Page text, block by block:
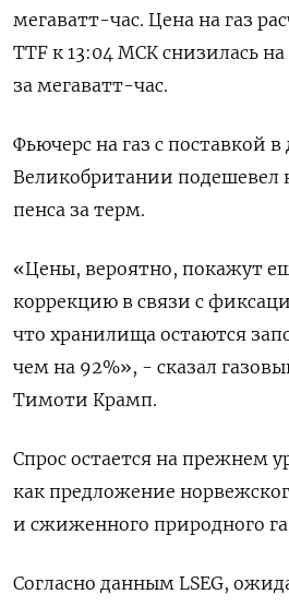
мегаватт-час. Цена на газ
TTF к 13:04 МСК снизилась на
за мегаватт-час.
Фьючерс на газ с поставкой в
Великобритании подешевел
пенса за терм.
«Цены, вероятно, покажут
коррекцию в связи с
что хранилища остаются
чем на 92%», - сказал
Тимоти Крамп.
Спрос остается на прежнем
как предложение
и сжиженного природного
Согласно данным LSEG,